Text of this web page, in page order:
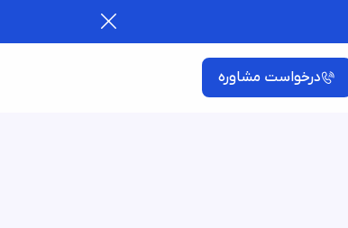
درخواست مشاوره